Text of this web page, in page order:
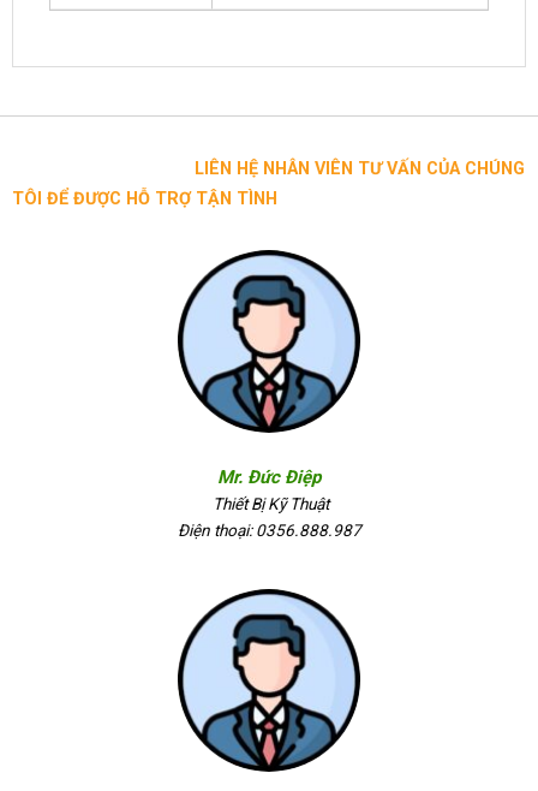
LIÊN HỆ NHÂN VIÊN TƯ VẤN CỦA CHÚNG
TÔI ĐỂ ĐƯỢC HỖ TRỢ TẬN TÌNH
Mr. Đức Điệp
Thiết Bị Kỹ Thuật
Điện thoại: 0356.888.987